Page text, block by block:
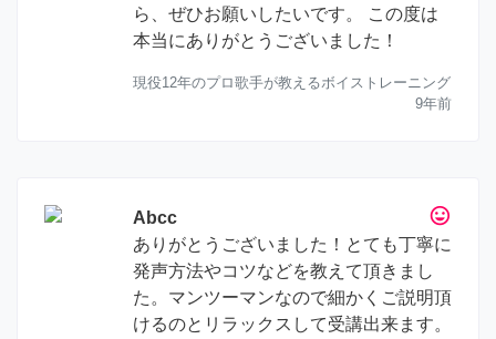
ら、ぜひお願いしたいです。 この度は
本当にありがとうございました！
現役12年のプロ歌手が教えるボイストレーニング
9年前
tag_faces
Abcc
ありがとうございました！とても丁寧に
発声方法やコツなどを教えて頂きまし
た。マンツーマンなので細かくご説明頂
けるのとリラックスして受講出来ます。